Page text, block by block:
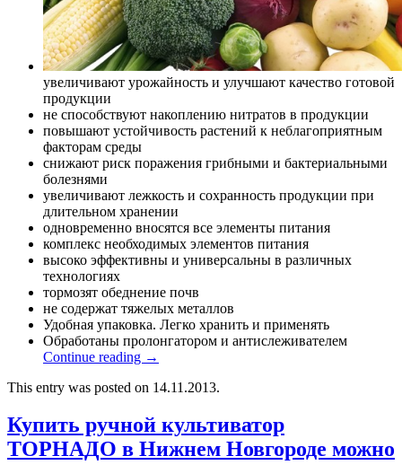
увеличивают урожайность и улучшают качество готовой
продукции
не способствуют накоплению нитратов в продукции
повышают устойчивость растений к неблагоприятным
факторам среды
снижают риск поражения грибными и бактериальными
болезнями
увеличивают лежкость и сохранность продукции при
длительном хранении
одновременно вносятся все элементы питания
комплекс необходимых элементов питания
высоко эффективны и универсальны в различных
технологиях
тормозят обеднение почв
не содержат тяжелых металлов
Удобная упаковка. Легко хранить и применять
Обработаны пролонгатором и антислеживателем
Continue reading →
This entry was posted on 14.11.2013.
Купить ручной культиватор
ТОРНАДО в Нижнем Новгороде можно